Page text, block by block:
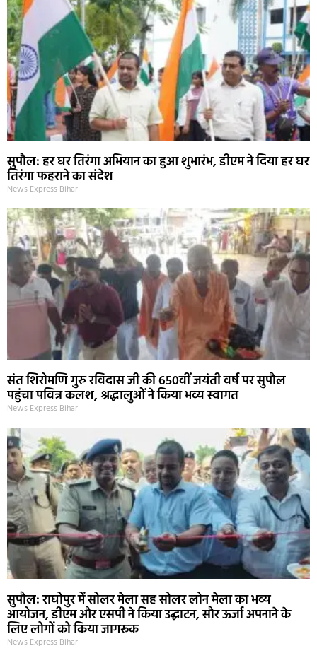
सुपौल: हर घर तिरंगा अभियान का हुआ शुभारंभ, डीएम ने दिया हर घर
तिरंगा फहराने का संदेश
News Express Bihar
संत शिरोमणि गुरु रविदास जी की 650वीं जयंती वर्ष पर सुपौल
पहुंचा पवित्र कलश, श्रद्धालुओं ने किया भव्य स्वागत
News Express Bihar
सुपौल: राघोपुर में सोलर मेला सह सोलर लोन मेला का भव्य
आयोजन, डीएम और एसपी ने किया उद्घाटन, सौर ऊर्जा अपनाने के
लिए लोगों को किया जागरूक
News Express Bihar